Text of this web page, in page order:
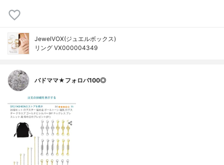
JewelVOX(ジュエルボックス)
リング VX000004349
バドママ★フォロバ100◎